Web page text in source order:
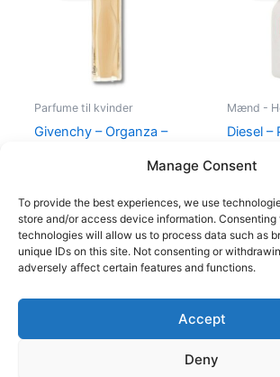
Manage Consent
To provide the best experiences, we use
store and/or access device information. Consenting
technologies will allow us to process data such as
unique IDs on this site. Not consenting or
adversely affect certain features and functions.
Accept
Deny
Parfume til kvinder
Givenchy – Organza –
Mænd -
Diesel –
Copyright © 2026
Shop